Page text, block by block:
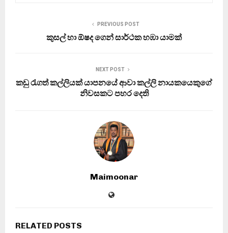
PREVIOUS POST
කුසල් හා ඕෂද ගෙන් සාර්ථක හඹා යාමක්
NEXT POST
කඩු රැගත් කල්ලියක් යාපනයේ ආවා කල්ලි නායකයෙකුගේ
නිවසකට පහර දෙති
Maimoonar
RELATED POSTS